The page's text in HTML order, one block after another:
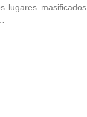
lugares masificados